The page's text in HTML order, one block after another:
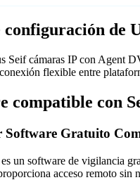
configuración de
Seif cámaras IP con Agent
flexible entre
compatible con
Software Gratuito
un software de vigilancia
acceso remoto sin